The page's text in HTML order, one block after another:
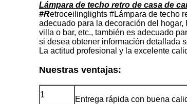
Lámpara de techo retro de casa de
#Retroceilinglights #Lámpara de techo
adecuado para la decoración del
villa o bar, etc., también es adecuado
si desea obtener información detallada
La actitud profesional y la excelente
Nuestras ventajas:
1
Entrega rápida con buena